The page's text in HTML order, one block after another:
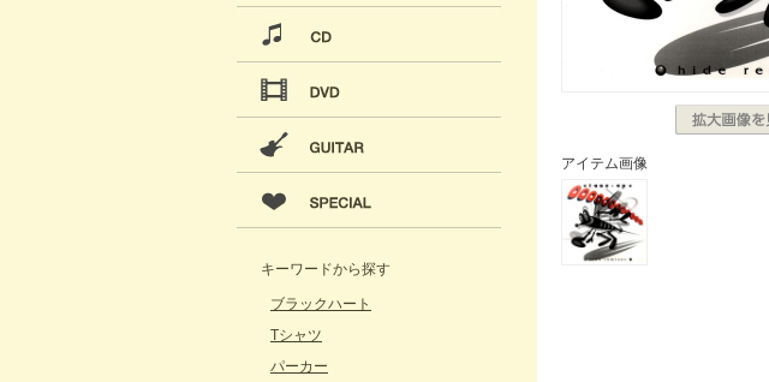
キーワードから探す
ブラックハート
Tシャツ
パーカー
アイテム画像